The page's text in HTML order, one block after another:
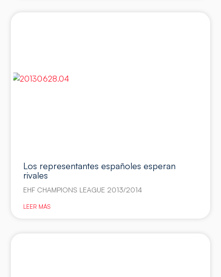
Los representantes españoles esperan
rivales
EHF CHAMPIONS LEAGUE 2013/2014
LEER MÁS